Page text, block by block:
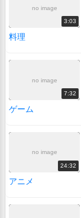
no image
3:03
料理
no image
7:32
ゲーム
no image
24:32
アニメ